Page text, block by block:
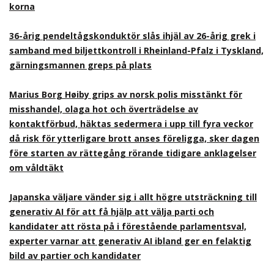
korna
36-årig pendeltågskonduktör slås ihjäl av 26-årig grek i
samband med biljettkontroll i Rheinland-Pfalz i Tyskland,
gärningsmannen greps på plats
Marius Borg Høiby grips av norsk polis misstänkt för
misshandel, olaga hot och överträdelse av
kontaktförbud, häktas sedermera i upp till fyra veckor
då risk för ytterligare brott anses föreligga, sker dagen
före starten av rättegång rörande tidigare anklagelser
om våldtäkt
Japanska väljare vänder sig i allt högre utsträckning till
generativ AI för att få hjälp att välja parti och
kandidater att rösta på i förestående parlamentsval,
experter varnar att generativ AI ibland ger en felaktig
bild av partier och kandidater